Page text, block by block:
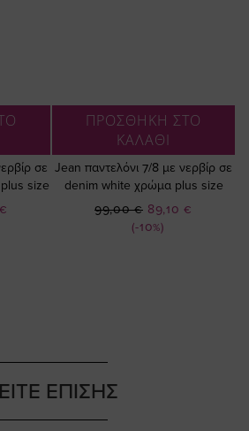
σε
size
ΠΡΟΣΘΗΚΗ ΣΤΟ
ΚΑΛΑΘΙ
Jean παντελόνι 7/8 με νερβίρ σε
denim white χρώμα plus size
(-10%)
Ειδική
Τιμή
89,10 €
99,00 €
ΕΠΙΣΗΣ